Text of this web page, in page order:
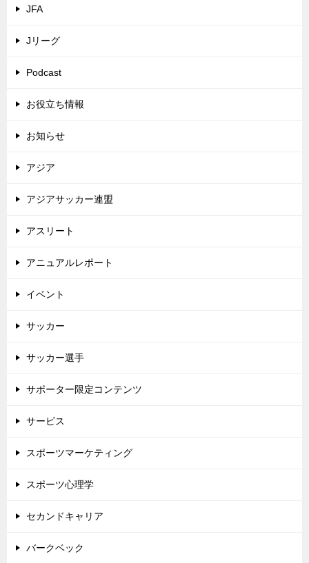
JFA
Jリーグ
Podcast
お役立ち情報
お知らせ
アジア
アジアサッカー連盟
アスリート
アニュアルレポート
イベント
サッカー
サッカー選手
サポーター限定コンテンツ
サービス
スポーツマーケティング
スポーツ心理学
セカンドキャリア
バークベック